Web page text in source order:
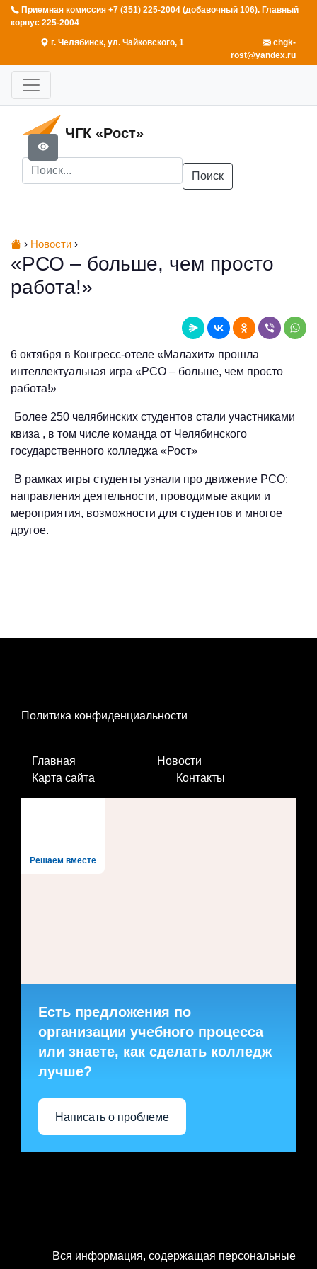
Приемная комиссия +7 (351) 225-2004 (добавочный 106). Главный
корпус 225-2004
г. Челябинск, ул. Чайковского, 1
chgk-
rost@yandex.ru
ЧГК «Рост»
Поиск
› Новости ›
«РСО – больше, чем просто
работа!»
6 октября в Конгресс-отеле «Малахит» прошла
интеллектуальная игра «РСО – больше, чем просто
работа!»
Более 250 челябинских студентов стали участниками
квиза , в том числе команда от Челябинского
государственного колледжа «Рост»
В рамках игры студенты узнали про движение РСО:
направления деятельности, проводимые акции и
мероприятия, возможности для студентов и многое
другое.
Политика конфиденциальности
Главная
Новости
Карта сайта
Контакты
Решаем вместе
Есть предложения по
организации учебного процесса
или знаете, как сделать колледж
лучше?
Написать о проблеме
Вся информация, содержащая персональные